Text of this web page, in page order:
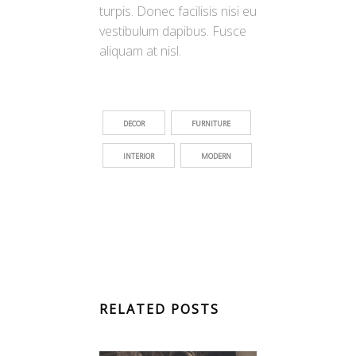
turpis. Donec facilisis nisi eu
vestibulum dapibus. Fusce
aliquam at nisl.
DECOR FURNITURE
INTERIOR MODERN
RELATED POSTS